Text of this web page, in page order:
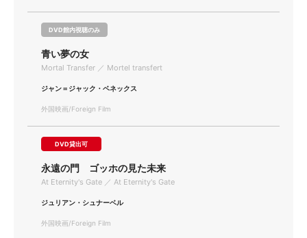
DVD館内視聴のみ
青い夢の女
Mortal Transfer ／ Mortel transfert
ジャン＝ジャック・ベネックス
外国映画/Foreign Film
DVD貸出可
永遠の門 ゴッホの見た未来
At Eternity's Gate ／ At Eternity's Gate
ジュリアン・シュナーベル
外国映画/Foreign Film